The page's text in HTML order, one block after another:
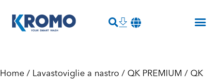
Home / Lavastoviglie a nastro / QK PREMIUM / QK